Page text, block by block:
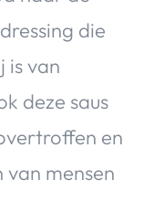
die
is van
deze saus
en
mensen